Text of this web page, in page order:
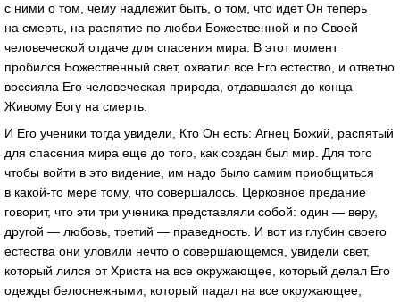
с ними о том, чему надлежит быть, о том, что идет Он теперь
на смерть, на распятие по любви Божественной и по Своей
человеческой отдаче для спасения мира. В этот момент
пробился Божественный свет, охватил все Его естество, и ответно
воссияла Его человеческая природа, отдавшаяся до конца
Живому Богу на смерть.
И Его ученики тогда увидели, Кто Он есть: Агнец Божий, распятый
для спасения мира еще до того, как создан был мир. Для того
чтобы войти в это видение, им надо было самим приобщиться
в какой-то мере тому, что совершалось. Церковное предание
говорит, что эти три ученика представляли собой: один — веру,
другой — любовь, третий — праведность. И вот из глубин своего
естества они уловили нечто о совершающемся, увидели свет,
который лился от Христа на все окружающее, который делал Его
одежды белоснежными, который падал на все окружающее,